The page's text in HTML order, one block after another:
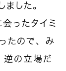
した。
ったタイミ
たので、み
逆の立場だ